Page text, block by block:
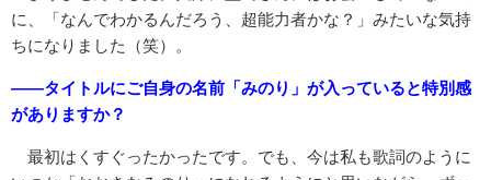
に、「なんでわかるんだろう、超能力者かな？」みたいな気持
ちになりました（笑）。
――タイトルにご自身の名前「みのり」が入っていると特別感
がありますか？
最初はくすぐったかったです。でも、今は私も歌詞のように